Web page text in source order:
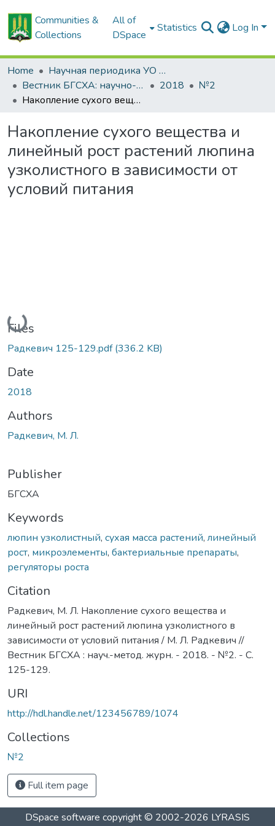
Communities &
Collections
All of
DSpace
Statistics Log In
Home
Научная периодика УО БГСХА
Вестник БГСХА: научно-методический журнал Белорусской государственной сельскохозяйственной академии
2018
№2
Накопление сухого вещества и линейный рост растений люпина узколистного в зависимости от условий питания
Накопление сухого вещества и
линейный рост растений люпина
узколистного в зависимости от
условий питания
Loading...
Files
Радкевич 125-129.pdf(336.2 KB)
Date
2018
Authors
Радкевич, М. Л.
Publisher
БГСХА
Keywords
люпин узколистный, сухая масса растений, линейный
рост, микроэлементы, бактериальные препараты,
регуляторы роста
Citation
Радкевич, М. Л. Накопление сухого вещества и
линейный рост растений люпина узколистного в
зависимости от условий питания / М. Л. Радкевич //
Вестник БГСХА : науч.-метод. журн. - 2018. - №2. - С.
125-129.
URI
http://hdl.handle.net/123456789/1074
Collections
№2
Full item page
DSpace software copyright © 2002-2026 LYRASIS